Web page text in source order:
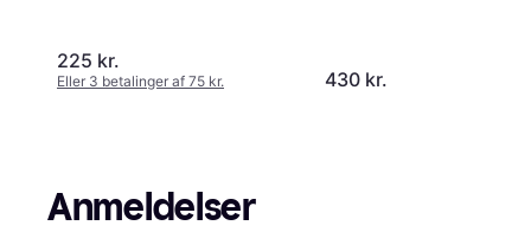
225 kr.
Eller 3 betalinger af 75 kr. 430 kr.
Anmeldelser